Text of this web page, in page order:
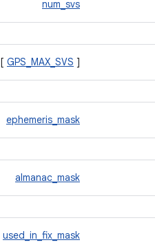
num_svs
[ GPS_MAX_SVS ]
ephemeris_mask
almanac_mask
used_in_fix_mask